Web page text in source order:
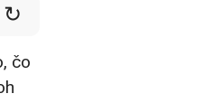
↻
čo